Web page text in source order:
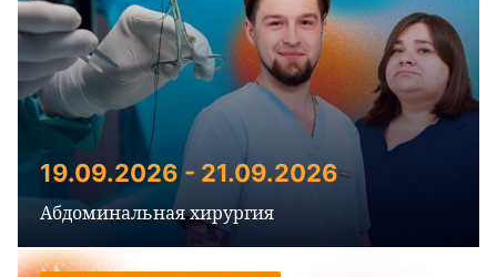
19.09.2026 - 21.09.2026
Абдоминальная хирургия